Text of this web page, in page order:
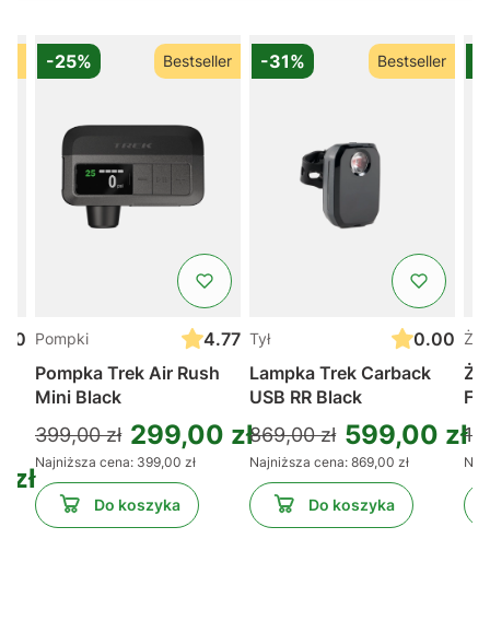
zł
-25% Bestseller
Pompki
4.77
Pompka Trek Air Rush
Mini Black
399,00 zł 299,00 zł
Najniższa cena: 399,00 zł
Do koszyka
-31% Bestseller
Tył
0.00
Lampka Trek Carback
USB RR Black
869,00 zł 599,00 zł
Najniższa cena: 869,00 zł
Do koszyka